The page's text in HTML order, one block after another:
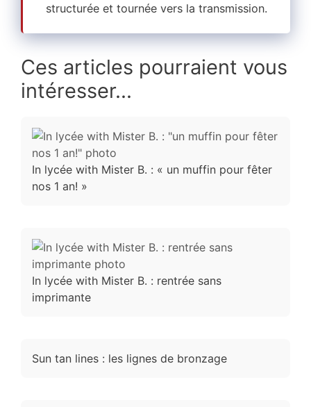
structurée et tournée vers la transmission.
Ces articles pourraient vous
intéresser...
In lycée with Mister B. : « un muffin pour fêter
nos 1 an! »
In lycée with Mister B. : rentrée sans
imprimante
Sun tan lines : les lignes de bronzage